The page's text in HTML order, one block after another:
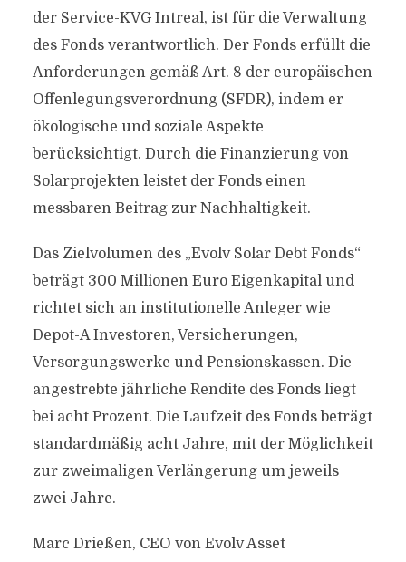
der Service-KVG Intreal, ist für die Verwaltung
des Fonds verantwortlich. Der Fonds erfüllt die
Anforderungen gemäß Art. 8 der europäischen
Offenlegungsverordnung (SFDR), indem er
ökologische und soziale Aspekte
berücksichtigt. Durch die Finanzierung von
Solarprojekten leistet der Fonds einen
messbaren Beitrag zur Nachhaltigkeit.
Das Zielvolumen des „Evolv Solar Debt Fonds“
beträgt 300 Millionen Euro Eigenkapital und
richtet sich an institutionelle Anleger wie
Depot-A Investoren, Versicherungen,
Versorgungswerke und Pensionskassen. Die
angestrebte jährliche Rendite des Fonds liegt
bei acht Prozent. Die Laufzeit des Fonds beträgt
standardmäßig acht Jahre, mit der Möglichkeit
zur zweimaligen Verlängerung um jeweils
zwei Jahre.
Marc Drießen, CEO von Evolv Asset